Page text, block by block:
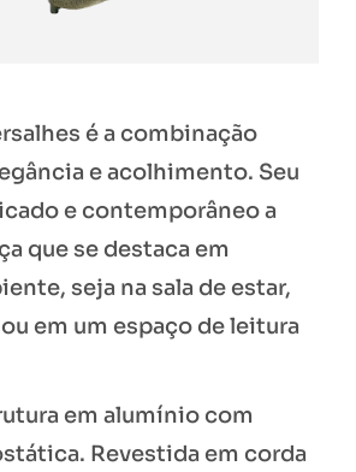
é a combinação
e acolhimento. Seu
e contemporâneo a
que se destaca em
seja na sala de estar,
em um espaço de leitura
em alumínio com
Revestida em corda